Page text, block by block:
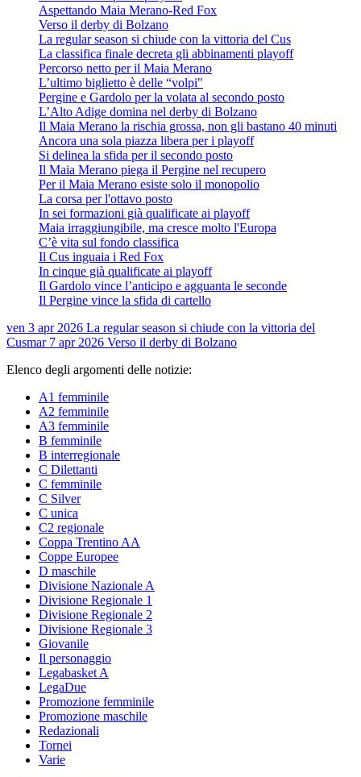
Aspettando Maia Merano-Red Fox
Verso il derby di Bolzano
La regular season si chiude con la vittoria del Cus
La classifica finale decreta gli abbinamenti playoff
Percorso netto per il Maia Merano
L’ultimo biglietto è delle “volpi"
Pergine e Gardolo per la volata al secondo posto
L’Alto Adige domina nel derby di Bolzano
Il Maia Merano la rischia grossa, non gli bastano 40 minuti
Ancora una sola piazza libera per i playoff
Si delinea la sfida per il secondo posto
Il Maia Merano piega il Pergine nel recupero
Per il Maia Merano esiste solo il monopolio
La corsa per l'ottavo posto
In sei formazioni già qualificate ai playoff
Maia irraggiungibile, ma cresce molto l'Europa
C’è vita sul fondo classifica
Il Cus inguaia i Red Fox
In cinque già qualificate ai playoff
Il Gardolo vince l’anticipo e agguanta le seconde
Il Pergine vince la sfida di cartello
ven 3 apr 2026 La regular season si chiude con la vittoria del
Cusmar 7 apr 2026 Verso il derby di Bolzano
Elenco degli argomenti delle notizie:
A1 femminile
A2 femminile
A3 femminile
B femminile
B interregionale
C Dilettanti
C femminile
C Silver
C unica
C2 regionale
Coppa Trentino AA
Coppe Europee
D maschile
Divisione Nazionale A
Divisione Regionale 1
Divisione Regionale 2
Divisione Regionale 3
Giovanile
Il personaggio
Legabasket A
LegaDue
Promozione femminile
Promozione maschile
Redazionali
Tornei
Varie